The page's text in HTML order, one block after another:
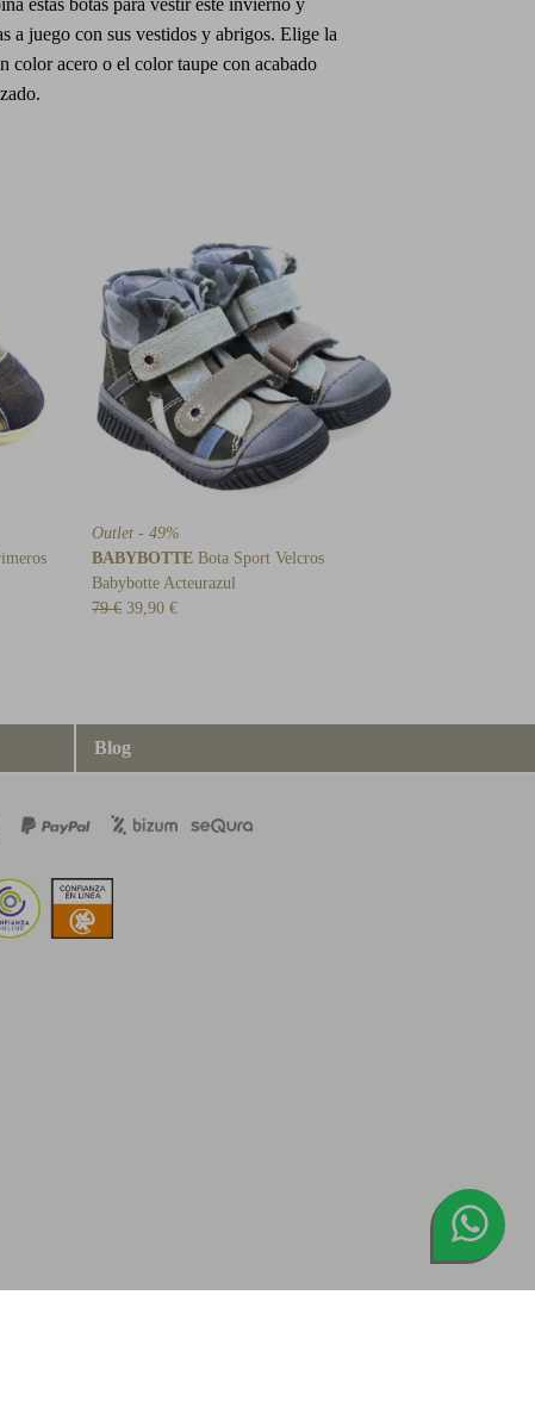
estas botas para vestir este invierno y
a juego con sus vestidos y abrigos. Elige la
color acero o el color taupe con acabado
Outlet - 49%
BABYBOTTE Bota Sport Velcros
Babybotte Acteurazul
79 € 39,90 €
Blog